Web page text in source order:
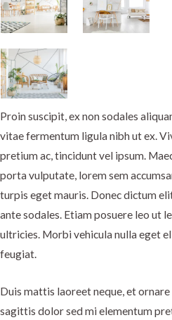
Proin suscipit, ex non sodales
vitae fermentum ligula nibh ut ex.
pretium ac, tincidunt vel ipsum.
porta vulputate, lorem sem
turpis eget mauris. Donec dictum
ante sodales. Etiam posuere leo ut
ultricies. Morbi vehicula nulla eget
feugiat.
Duis mattis laoreet neque, et
sagittis dolor sed mi elementum